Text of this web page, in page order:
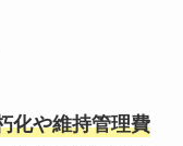
化や維持管理費